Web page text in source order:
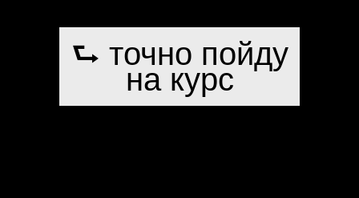
⮑ точно пойду
на курс